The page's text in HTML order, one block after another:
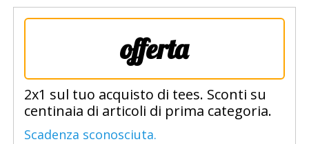
offerta
2x1 sul tuo acquisto di tees. Sconti su
centinaia di articoli di prima categoria.
Scadenza sconosciuta.